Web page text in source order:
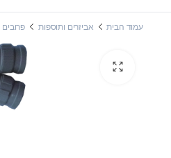
עמוד הבית אביזרים ותוספות פרובים